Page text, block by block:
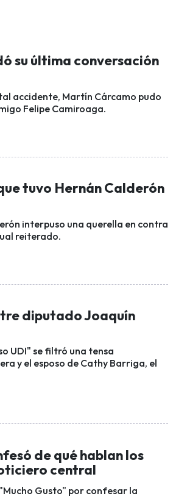
su última conversación
accidente, Martín Cárcamo pudo
Felipe Camiroaga.
tuvo Hernán Calderón
interpuso una querella en contra
reiterado.
diputado Joaquín
UDI" se filtró una tensa
y el esposo de Cathy Barriga, el
de qué hablan los
central
Gusto" por confesar la